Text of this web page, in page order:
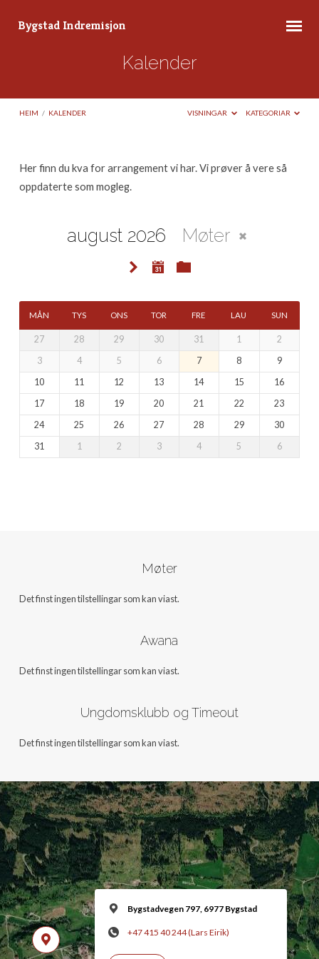
Bygstad Indremisjon
Kalender
HEIM / KALENDER VISNINGAR KATEGORIAR
Kalender
Her finn du kva for arrangement vi har. Vi prøver å vere så
oppdaterte som mogleg.
august 2026 Møter
MÅN TYS ONS TOR FRE LAU SUN
27 28 29 30 31 1
2
3
4 5 6 7 8
9
10
11 12 13 14 15
16
17
18 19 20 21 22
23
24
25 26 27 28 29
30
31
1 2 3 4 5 6
Møter
Det finst ingen tilstellingar som kan viast.
Awana
Det finst ingen tilstellingar som kan viast.
Ungdomsklubb og Timeout
Det finst ingen tilstellingar som kan viast.
Bygstadvegen 797, 6977 Bygstad
+47 415 40 244 (Lars Eirik)